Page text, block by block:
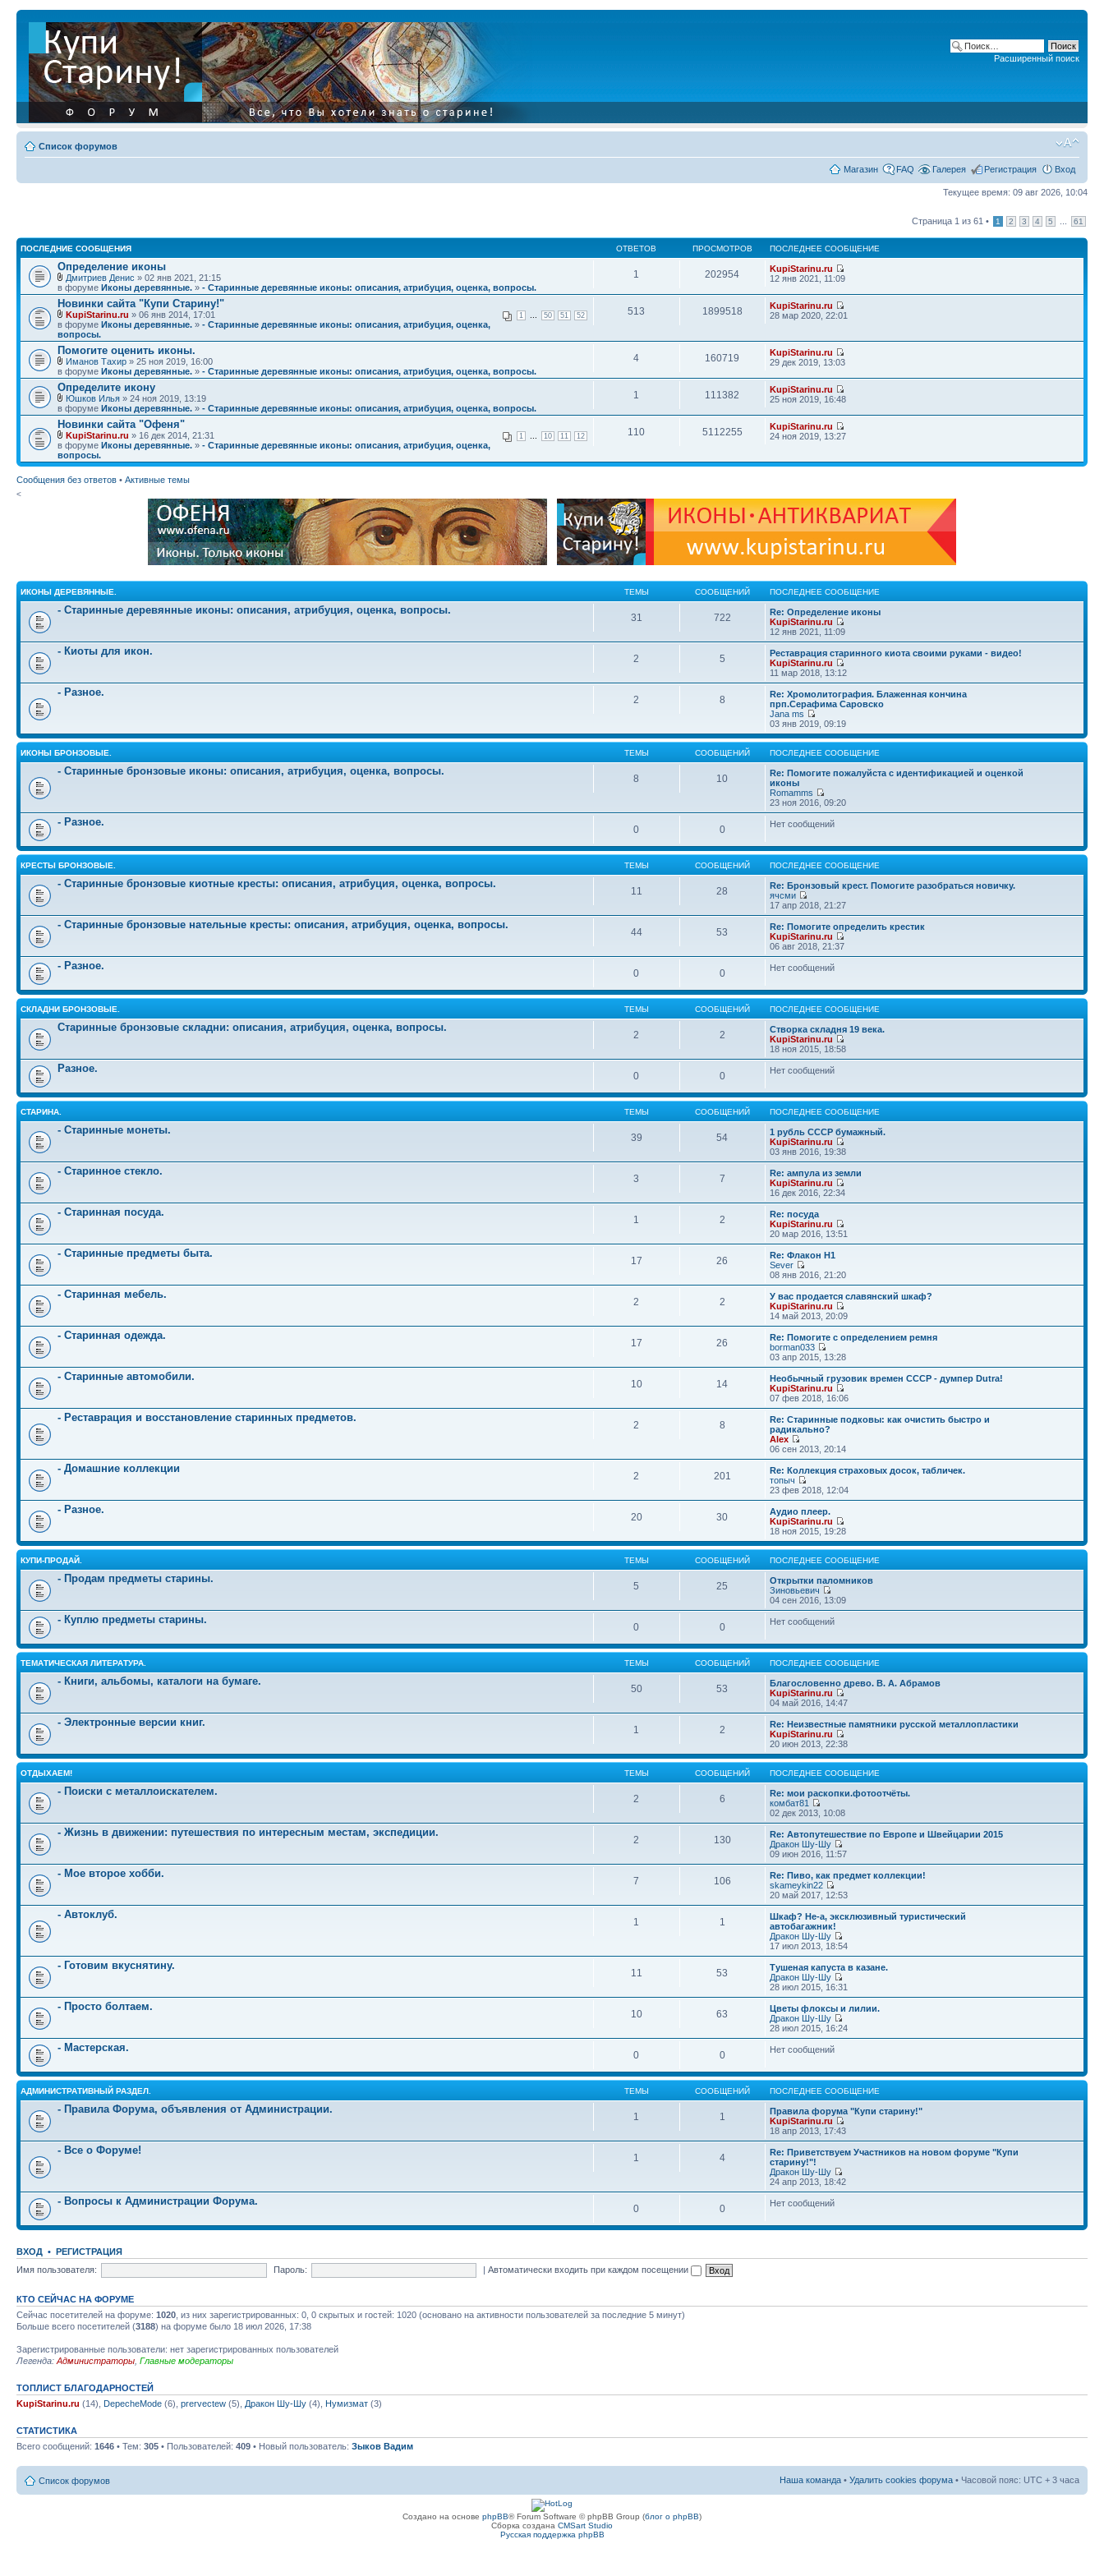
Расширенный поиск
Список форумов
Магазин FAQ Галерея Регистрация Вход
Текущее время: 09 авг 2026, 10:04
Страница 1 из 61 • 1 2 3 4 5 61
ПОСЛЕДНИЕ СООБЩЕНИЯ ОТВЕТОВ ПРОСМОТРОВ ПОСЛЕДНЕЕ СООБЩЕНИЕ
Определение иконы
Дмитриев Денис » 02 янв 2021, 21:15
в форуме Иконы деревянные. » - Старинные деревянные иконы: описания, атрибуция, оценка, вопросы.
1 202954
KupiStarinu.ru
12 янв 2021, 11:09
Новинки сайта "Купи Старину!"
1 50 51 52
KupiStarinu.ru » 06 янв 2014, 17:01
в форуме Иконы деревянные. » - Старинные деревянные иконы: описания, атрибуция, оценка,
вопросы.
513 1899518
KupiStarinu.ru
28 мар 2020, 22:01
Помогите оценить иконы.
Иманов Тахир » 25 ноя 2019, 16:00
в форуме Иконы деревянные. » - Старинные деревянные иконы: описания, атрибуция, оценка, вопросы.
4 160719
KupiStarinu.ru
29 дек 2019, 13:03
Определите икону
Юшков Илья » 24 ноя 2019, 13:19
в форуме Иконы деревянные. » - Старинные деревянные иконы: описания, атрибуция, оценка, вопросы.
1 111382
KupiStarinu.ru
25 ноя 2019, 16:48
Новинки сайта "Офеня"
1 10 11 12
KupiStarinu.ru » 16 дек 2014, 21:31
в форуме Иконы деревянные. » - Старинные деревянные иконы: описания, атрибуция, оценка,
вопросы.
110 5112255
KupiStarinu.ru
24 ноя 2019, 13:27
Сообщения без ответов • Активные темы
<
ИКОНЫ ДЕРЕВЯННЫЕ. ТЕМЫ СООБЩЕНИЙ ПОСЛЕДНЕЕ СООБЩЕНИЕ
- Старинные деревянные иконы: описания, атрибуция, оценка, вопросы.
31 722
Re: Определение иконы
KupiStarinu.ru
12 янв 2021, 11:09
- Киоты для икон.
2 5
Реставрация старинного киота своими руками - видео!
KupiStarinu.ru
11 мар 2018, 13:12
- Разное.
2 8
Re: Хромолитография. Блаженная кончина
прп.Серафима Саровско
Jana ms
03 янв 2019, 09:19
ИКОНЫ БРОНЗОВЫЕ. ТЕМЫ СООБЩЕНИЙ ПОСЛЕДНЕЕ СООБЩЕНИЕ
- Старинные бронзовые иконы: описания, атрибуция, оценка, вопросы.
8 10
Re: Помогите пожалуйста с идентификацией и оценкой
иконы
Romamms
23 ноя 2016, 09:20
- Разное.
0 0 Нет сообщений
КРЕСТЫ БРОНЗОВЫЕ. ТЕМЫ СООБЩЕНИЙ ПОСЛЕДНЕЕ СООБЩЕНИЕ
- Старинные бронзовые киотные кресты: описания, атрибуция, оценка, вопросы.
11 28
Re: Бронзовый крест. Помогите разобраться новичку.
ячсми
17 апр 2018, 21:27
- Старинные бронзовые нательные кресты: описания, атрибуция, оценка, вопросы.
44 53
Re: Помогите определить крестик
KupiStarinu.ru
06 авг 2018, 21:37
- Разное.
0 0 Нет сообщений
СКЛАДНИ БРОНЗОВЫЕ. ТЕМЫ СООБЩЕНИЙ ПОСЛЕДНЕЕ СООБЩЕНИЕ
Старинные бронзовые складни: описания, атрибуция, оценка, вопросы.
2 2
Створка складня 19 века.
KupiStarinu.ru
18 ноя 2015, 18:58
Разное.
0 0 Нет сообщений
СТАРИНА. ТЕМЫ СООБЩЕНИЙ ПОСЛЕДНЕЕ СООБЩЕНИЕ
- Старинные монеты.
39 54
1 рубль СССР бумажный.
KupiStarinu.ru
03 янв 2016, 19:38
- Старинное стекло.
3 7
Re: ампула из земли
KupiStarinu.ru
16 дек 2016, 22:34
- Старинная посуда.
1 2
Re: посуда
KupiStarinu.ru
20 мар 2016, 13:51
- Старинные предметы быта.
17 26
Re: Флакон Н1
Sever
08 янв 2016, 21:20
- Старинная мебель.
2 2
У вас продается славянский шкаф?
KupiStarinu.ru
14 май 2013, 20:09
- Старинная одежда.
17 26
Re: Помогите с определением ремня
borman033
03 апр 2015, 13:28
- Старинные автомобили.
10 14
Необычный грузовик времен СССР - думпер Dutra!
KupiStarinu.ru
07 фев 2018, 16:06
- Реставрация и восстановление старинных предметов.
2 8
Re: Старинные подковы: как очистить быстро и
радикально?
Alex
06 сен 2013, 20:14
- Домашние коллекции
2 201
Re: Коллекция страховых досок, табличек.
топыч
23 фев 2018, 12:04
- Разное.
20 30
Аудио плеер.
KupiStarinu.ru
18 ноя 2015, 19:28
КУПИ-ПРОДАЙ. ТЕМЫ СООБЩЕНИЙ ПОСЛЕДНЕЕ СООБЩЕНИЕ
- Продам предметы старины.
5 25
Открытки паломников
Зиновьевич
04 сен 2016, 13:09
- Куплю предметы старины.
0 0 Нет сообщений
ТЕМАТИЧЕСКАЯ ЛИТЕРАТУРА. ТЕМЫ СООБЩЕНИЙ ПОСЛЕДНЕЕ СООБЩЕНИЕ
- Книги, альбомы, каталоги на бумаге.
50 53
Благословенно древо. В. А. Абрамов
KupiStarinu.ru
04 май 2016, 14:47
- Электронные версии книг.
1 2
Re: Неизвестные памятники русской металлопластики
KupiStarinu.ru
20 июн 2013, 22:38
ОТДЫХАЕМ! ТЕМЫ СООБЩЕНИЙ ПОСЛЕДНЕЕ СООБЩЕНИЕ
- Поиски с металлоискателем.
2 6
Re: мои раскопки.фотоотчёты.
комбат81
02 дек 2013, 10:08
- Жизнь в движении: путешествия по интересным местам, экспедиции.
2 130
Re: Автопутешествие по Европе и Швейцарии 2015
Дракон Шу-Шу
09 июн 2016, 11:57
- Мое второе хобби.
7 106
Re: Пиво, как предмет коллекции!
skameykin22
20 май 2017, 12:53
- Автоклуб.
1 1
Шкаф? Не-а, эксклюзивный туристический
автобагажник!
Дракон Шу-Шу
17 июл 2013, 18:54
- Готовим вкуснятину.
11 53
Тушеная капуста в казане.
Дракон Шу-Шу
28 июл 2015, 16:31
- Просто болтаем.
10 63
Цветы флоксы и лилии.
Дракон Шу-Шу
28 июл 2015, 16:24
- Мастерская.
0 0 Нет сообщений
АДМИНИСТРАТИВНЫЙ РАЗДЕЛ. ТЕМЫ СООБЩЕНИЙ ПОСЛЕДНЕЕ СООБЩЕНИЕ
- Правила Форума, объявления от Администрации.
1 1
Правила форума "Купи старину!"
KupiStarinu.ru
18 апр 2013, 17:43
- Все о Форуме!
1 4
Re: Приветствуем Участников на новом форуме "Купи
старину!"!
Дракон Шу-Шу
24 апр 2013, 18:42
- Вопросы к Администрации Форума.
0 0 Нет сообщений
ВХОД • РЕГИСТРАЦИЯ
Имя пользователя:
Пароль: |Автоматически входить при каждом посещении
КТО СЕЙЧАС НА ФОРУМЕ
Сейчас посетителей на форуме: 1020 , из них зарегистрированных: 0, 0 скрытых и гостей: 1020 (основано на активности пользователей за последние 5 минут)
Больше всего посетителей (3188) на форуме было 18 июл 2026, 17:38
Зарегистрированные пользователи: нет зарегистрированных пользователей
Легенда: Администраторы Главные модераторы
ТОПЛИСТ БЛАГОДАРНОСТЕЙ
KupiStarinu.ru (14), DepecheMode (6), prervectew (5), Дракон Шу-Шу (4), Нумизмат (3)
СТАТИСТИКА
Всего сообщений: 1646 • Тем: 305 • Пользователей: 409 • Новый пользователь: Зыков Вадим
Список форумов Наша команда • Удалить cookies форума • Часовой пояс: UTC + 3 часа
Создано на основе phpBB® Forum Software © phpBB Group (блог о phpBB)
Сборка создана CMSart Studio
Русская поддержка phpBB